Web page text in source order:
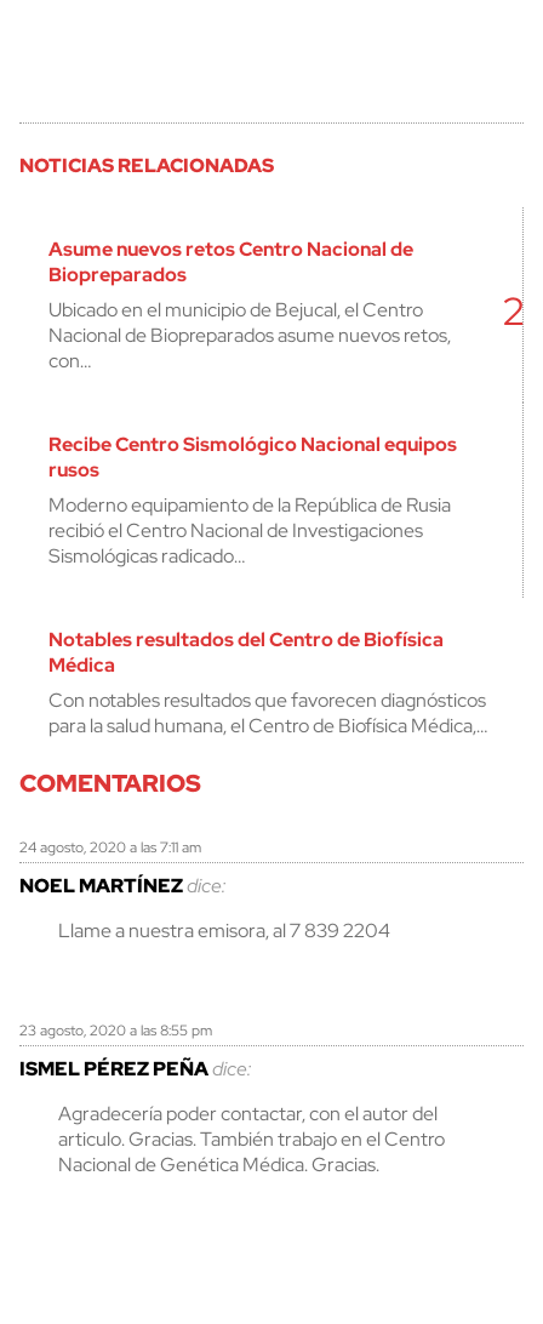
NOTICIAS RELACIONADAS
Asume nuevos retos Centro Nacional de
Biopreparados
Ubicado en el municipio de Bejucal, el Centro
Nacional de Biopreparados asume nuevos retos,
con…
Recibe Centro Sismológico Nacional equipos
rusos
Moderno equipamiento de la República de Rusia
recibió el Centro Nacional de Investigaciones
Sismológicas radicado…
Notables resultados del Centro de Biofísica
Médica
Con notables resultados que favorecen diagnósticos
para la salud humana, el Centro de Biofísica Médica,…
COMENTARIOS
2
NOEL MARTÍNEZdice:
24 agosto, 2020 a las 7:11 am
Llame a nuestra emisora, al 7 839 2204
ISMEL PÉREZ PEÑAdice:
23 agosto, 2020 a las 8:55 pm
Agradecería poder contactar, con el autor del
articulo. Gracias. También trabajo en el Centro
Nacional de Genética Médica. Gracias.